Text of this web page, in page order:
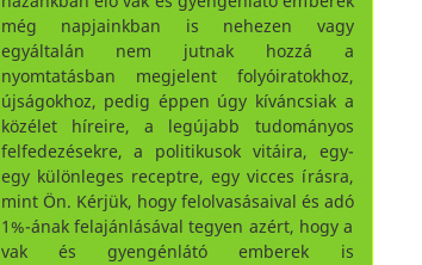
még napjainkban is nehezen vagy
egyáltalán nem jutnak hozzá a
nyomtatásban megjelent folyóiratokhoz,
újságokhoz, pedig éppen úgy kíváncsiak a
közélet híreire, a legújabb tudományos
felfedezésekre, a politikusok vitáira, egy-
egy különleges receptre, egy vicces írásra,
mint Ön. Kérjük, hogy felolvasásaival és adó
1%-ának felajánlásával tegyen azért, hogy a
vak és gyengénlátó emberek is